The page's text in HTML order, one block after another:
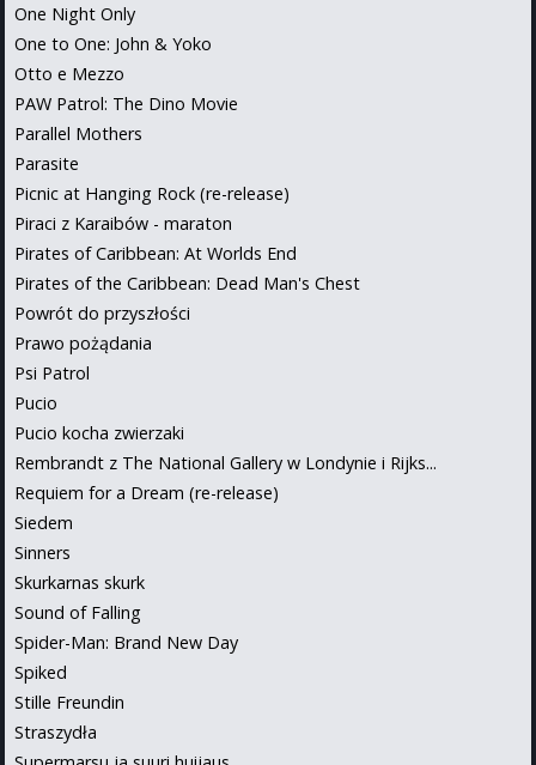
One Night Only
One to One: John & Yoko
Otto e Mezzo
PAW Patrol: The Dino Movie
Parallel Mothers
Parasite
Picnic at Hanging Rock (re-release)
Piraci z Karaibów - maraton
Pirates of Caribbean: At Worlds End
Pirates of the Caribbean: Dead Man's Chest
Powrót do przyszłości
Prawo pożądania
Psi Patrol
Pucio
Pucio kocha zwierzaki
Rembrandt z The National Gallery w Londynie i Rijks...
Requiem for a Dream (re-release)
Siedem
Sinners
Skurkarnas skurk
Sound of Falling
Spider-Man: Brand New Day
Spiked
Stille Freundin
Straszydła